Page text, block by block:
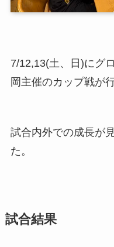
7/12,13(土、日)にグ
岡主催のカップ戦が
試合内外での成長が
た。
試合結果